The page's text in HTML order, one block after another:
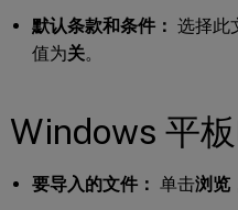
默认条款和条件： 选择此
值为关。
Windows 平
要导入的文件： 单击浏览